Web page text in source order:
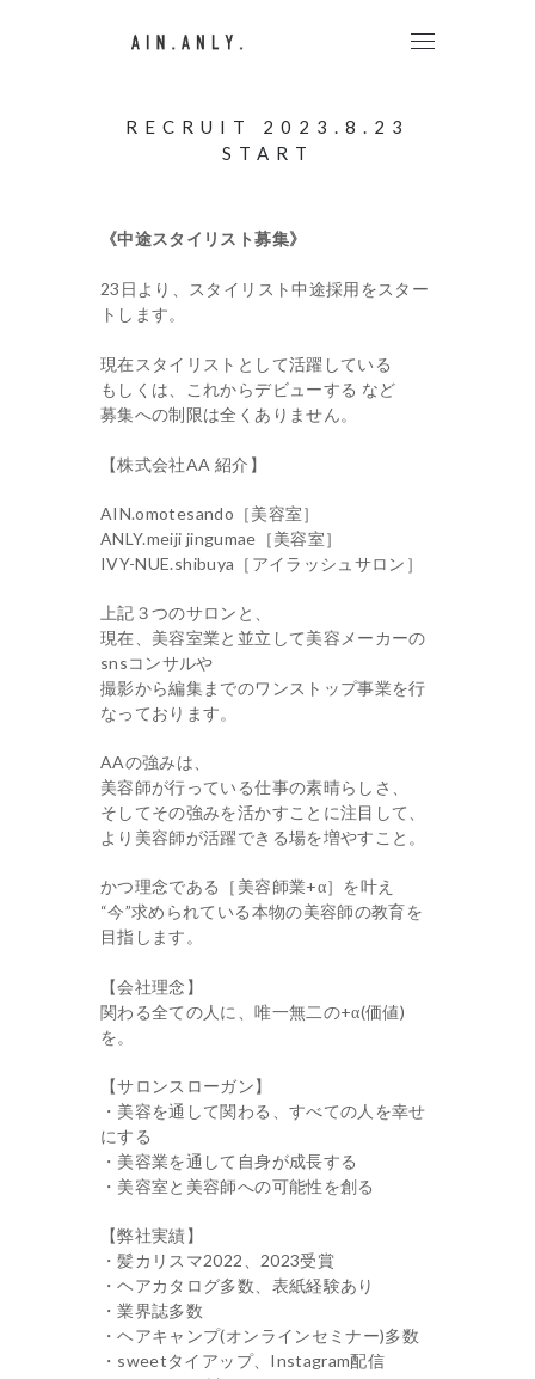
RECRUIT 2023.8.23
START
《中途スタイリスト募集》
23日より、スタイリスト中途採用をスター
トします。
現在スタイリストとして活躍している
もしくは、これからデビューする など
募集への制限は全くありません。
【株式会社AA 紹介】
AIN.omotesando［美容室］
ANLY.meiji jingumae［美容室］
IVY-NUE.shibuya［アイラッシュサロン］
上記３つのサロンと、
現在、美容室業と並立して美容メーカーの
snsコンサルや
撮影から編集までのワンストップ事業を行
なっております。
AAの強みは、
美容師が行っている仕事の素晴らしさ、
そしてその強みを活かすことに注目して、
より美容師が活躍できる場を増やすこと。
かつ理念である［美容師業+α］を叶え
“今”求められている本物の美容師の教育を
目指します。
【会社理念】
関わる全ての人に、唯一無二の+α(価値)
を。
【サロンスローガン】
・美容を通して関わる、すべての人を幸せ
にする
・美容業を通して自身が成長する
・美容室と美容師への可能性を創る
【弊社実績】
・髪カリスマ2022、2023受賞
・ヘアカタログ多数、表紙経験あり
・業界誌多数
・ヘアキャンプ(オンラインセミナー)多数
・sweetタイアップ、Instagram配信